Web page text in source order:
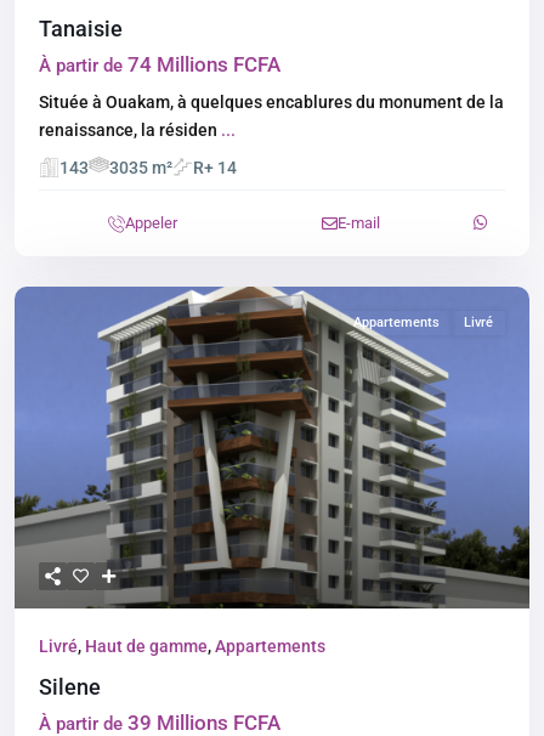
Tanaisie
À partir de 74 Millions FCFA
Située à Ouakam, à quelques encablures du monument de la
renaissance, la résiden ...
143
3035 m² R+ 14
Appeler E-mail
Appartements Livré
Livré, Haut de gamme,Appartements
Silene
À partir de 39 Millions FCFA